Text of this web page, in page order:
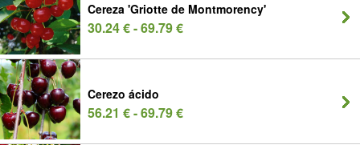
Cereza 'Griotte de Montmorency'
30.24 € - 69.79 €
Cerezo ácido
56.21 € - 69.79 €